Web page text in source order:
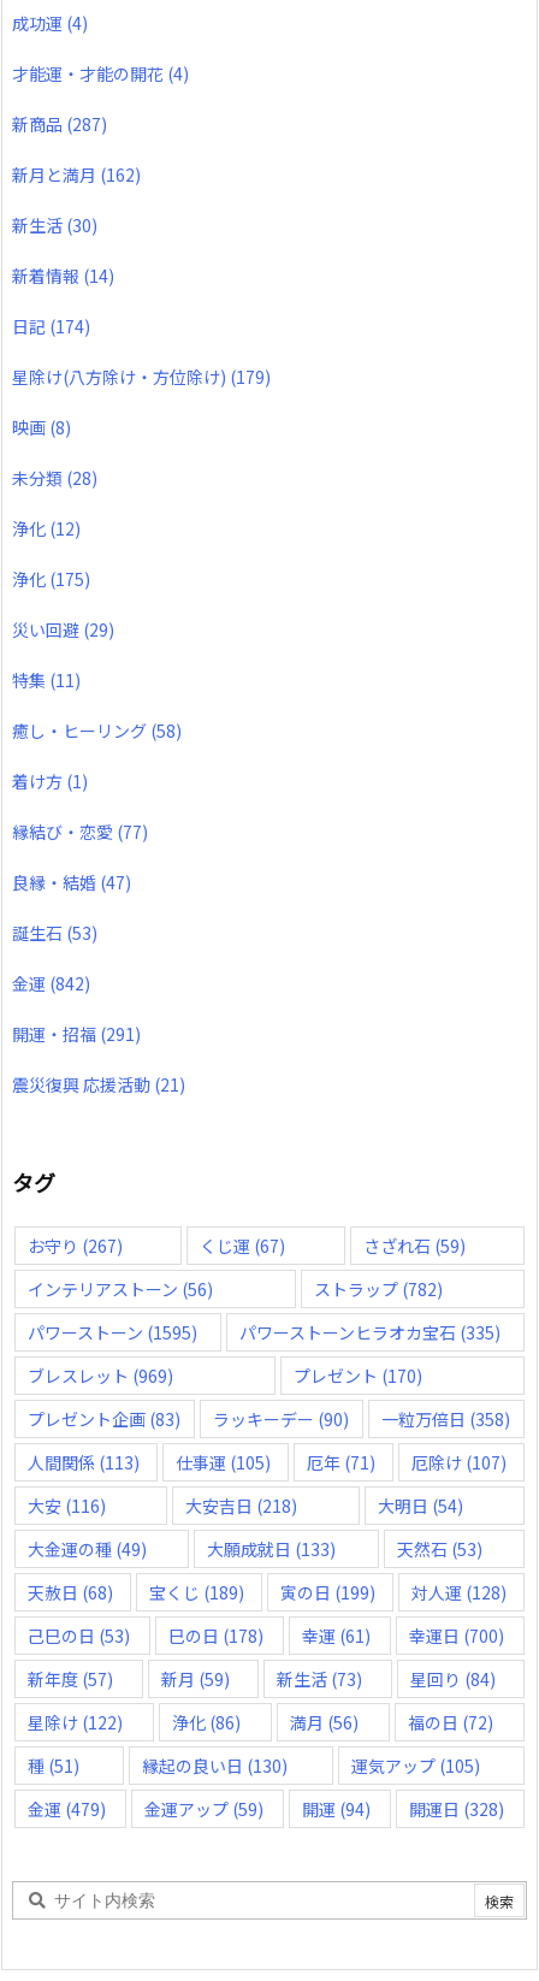
成功運 (4)
才能運・才能の開花 (4)
新商品 (287)
新月と満月 (162)
新生活 (30)
新着情報 (14)
日記 (174)
星除け(八方除け・方位除け) (179)
映画 (8)
未分類 (28)
浄化 (12)
浄化 (175)
災い回避 (29)
特集 (11)
癒し・ヒーリング (58)
着け方 (1)
縁結び・恋愛 (77)
良縁・結婚 (47)
誕生石 (53)
金運 (842)
開運・招福 (291)
震災復興 応援活動 (21)
タグ
お守り (267) くじ運 (67) さざれ石 (59)
インテリアストーン (56) ストラップ(782)
パワーストーン (1595) パワーストーンヒラオカ宝石 (335)
ブレスレット (969) プレゼント (170)
プレゼント企画 (83) ラッキーデー (90) 一粒万倍日 (358)
人間関係 (113) 仕事運 (105) 厄年 (71) 厄除け (107)
大安 (116) 大安吉日 (218) 大明日 (54)
大金運の種 (49) 大願成就日 (133) 天然石 (53)
天赦日 (68) 宝くじ (189) 寅の日 (199) 対人運 (128)
己巳の日 (53) 巳の日 (178) 幸運 (61) 幸運日 (700)
新年度 (57) 新月 (59) 新生活 (73) 星回り (84)
星除け (122) 浄化 (86) 満月 (56) 福の日 (72)
種 (51) 縁起の良い日 (130) 運気アップ(105)
金運 (479) 金運アップ (59) 開運 (94) 開運日 (328)